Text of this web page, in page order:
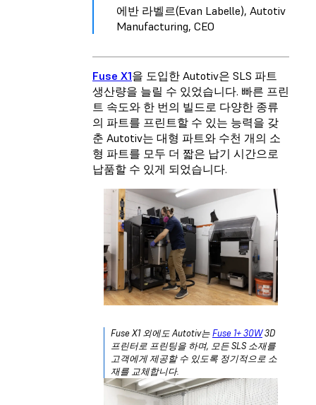
에반 라벨르(Evan Labelle), Autotiv
Manufacturing, CEO
Fuse X1을 도입한 Autotiv은 SLS 파트
생산량을 늘릴 수 있었습니다. 빠른 프린
트 속도와 한 번의 빌드로 다양한 종류
의 파트를 프린트할 수 있는 능력을 갖
춘 Autotiv는 대형 파트와 수천 개의 소
형 파트를 모두 더 짧은 납기 시간으로
납품할 수 있게 되었습니다.
Fuse X1 외에도 Autotiv는Fuse 1+ 30W3D
프린터로 프린팅을 하며, 모든 SLS 소재를
고객에게 제공할 수 있도록 정기적으로 소
재를 교체합니다.